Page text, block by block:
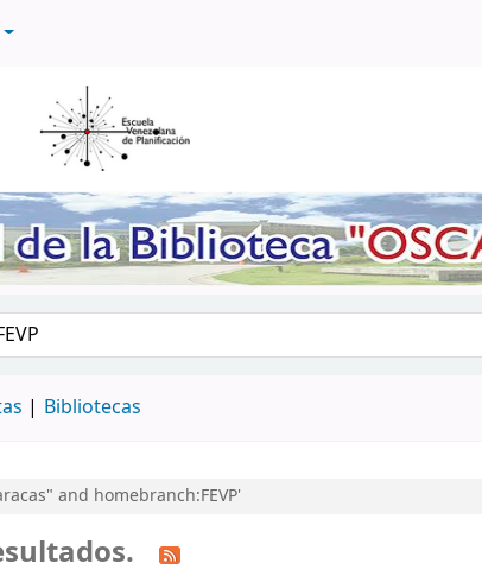
clave
Bibliotecas
and homebranch:FEVP'